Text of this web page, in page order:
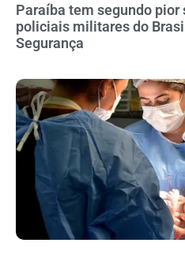
Paraíba tem segundo
policiais militares do
Segurança